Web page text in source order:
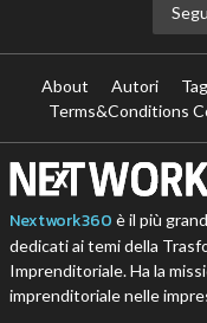
About Autori
Terms&Conditions
Nextwork360 è il più
dedicati ai temi della
Imprenditoriale. Ha la
imprenditoriale nelle